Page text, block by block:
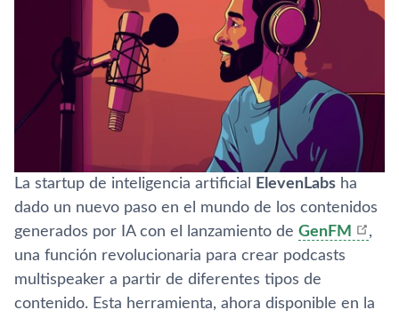
La startup de inteligencia artificial ElevenLabs ha
dado un nuevo paso en el mundo de los contenidos
generados por IA con el lanzamiento de GenFM
,
una función revolucionaria para crear podcasts
multispeaker a partir de diferentes tipos de
contenido. Esta herramienta, ahora disponible en la